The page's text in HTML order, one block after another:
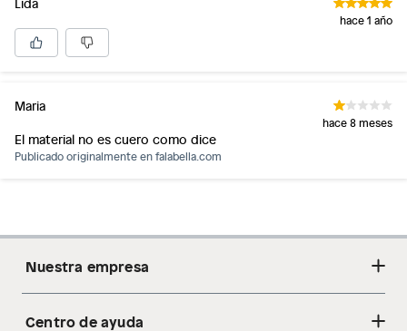
hace 1 año
Maria
hace 8 meses
El material no es cuero como dice
Publicado originalmente enfalabella.com
Nuestra empresa
Acerca de nosotros
Centro de ayuda